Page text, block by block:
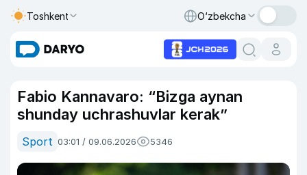
Toshkent O‘zbekcha
Fabio Kannavaro: “Bizga aynan
shunday uchrashuvlar kerak”
Sport 03:01 / 09.06.2026 5346